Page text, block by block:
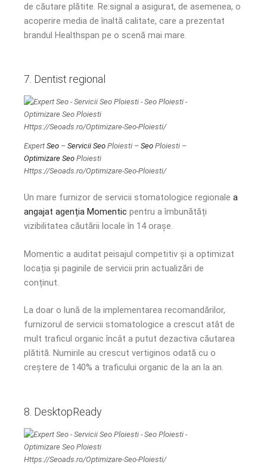
de căutare plătite. Re:signal a asigurat, de asemenea, o
acoperire media de înaltă calitate, care a prezentat
brandul Healthspan pe o scenă mai mare.
7. Dentist regional
Expert Seo – Servicii Seo Ploiesti – Seo Ploiesti –
Optimizare Seo Ploiesti
Https://Seoads.ro/Optimizare-Seo-Ploiesti/
Un mare furnizor de servicii stomatologice regionale a
angajat agenția Momentic pentru a îmbunătăți
vizibilitatea căutării locale în 14 orașe.
Momentic a auditat peisajul competitiv și a optimizat
locația și paginile de servicii prin actualizări de
conținut.
La doar o lună de la implementarea recomandărilor,
furnizorul de servicii stomatologice a crescut atât de
mult traficul organic încât a putut dezactiva căutarea
plătită. Numirile au crescut vertiginos odată cu o
creștere de 140% a traficului organic de la an la an.
8. DesktopReady